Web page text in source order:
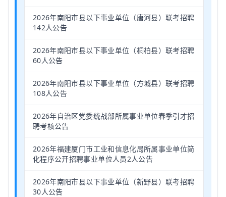
2026年南阳市县以下事业单位（唐河县）联考招聘
142人公告
2026年南阳市县以下事业单位（桐柏县）联考招聘
60人公告
2026年南阳市县以下事业单位（方城县）联考招聘
108人公告
2026年自治区党委统战部所属事业单位春季引才招
聘考核公告
2026年福建厦门市工业和信息化局所属事业单位简
化程序公开招聘事业单位人员2人公告
2026年南阳市县以下事业单位（新野县）联考招聘
30人公告